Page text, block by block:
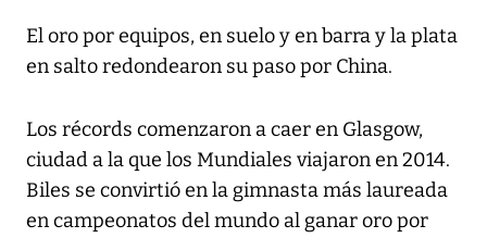
El oro por equipos, en suelo y en barra y la plata
en salto redondearon su paso por China.
Los récords comenzaron a caer en Glasgow,
ciudad a la que los Mundiales viajaron en 2014.
Biles se convirtió en la gimnasta más laureada
en campeonatos del mundo al ganar oro por